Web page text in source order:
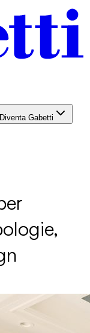
Diventa Gabetti